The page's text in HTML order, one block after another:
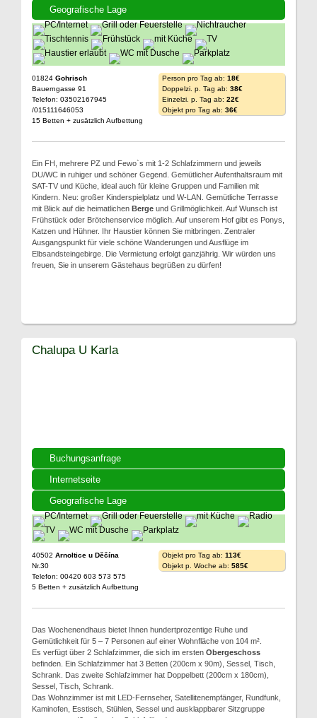
Geografische Lage
01824 Gohrisch
Bauerngasse 91
Telefon: 03502167945
/015111646053
15 Betten + zusätzlich Aufbettung
Person pro Tag ab: 18€
Doppelzi. p. Tag ab: 38€
Einzelzi. p. Tag ab: 22€
Objekt pro Tag ab: 36€
Ein FH, mehrere PZ und Fewo`s mit 1-2 Schlafzimmern und jeweils
DU/WC in ruhiger und schöner Gegend. Gemütlicher Aufenthaltsraum mit
SAT-TV und Küche, ideal auch für kleine Gruppen und Familien mit
Kindern. Neu: großer Kinderspielplatz und W-LAN. Gemütliche Terrasse
mit Blick auf die heimatlichen Berge und Grillmöglichkeit. Auf Wunsch ist
Frühstück oder Brötchenservice möglich. Auf unserem Hof gibt es Ponys,
Katzen und Hühner. Ihr Haustier können Sie mitbringen. Zentraler
Ausgangspunkt für viele schöne Wanderungen und Ausflüge im
Elbsandsteingebirge. Die Vermietung erfolgt ganzjährig. Wir würden uns
freuen, Sie in unserem Gästehaus begrüßen zu dürfen!
Buchungsanfrage
Internetseite
Geografische Lage
Chalupa U Karla
40502 Arnoltice u Děčína
Nr.30
Telefon: 00420 603 573 575
5 Betten + zusätzlich Aufbettung
Objekt pro Tag ab: 113€
Objekt p. Woche ab: 585€
Das Wochenendhaus bietet Ihnen hundertprozentige Ruhe und
Gemütlichkeit für 5 – 7 Personen auf einer Wohnfläche von 104 m².
Es verfügt über 2 Schlafzimmer, die sich im ersten Obergeschoss
befinden. Ein Schlafzimmer hat 3 Betten (200cm x 90m), Sessel, Tisch,
Schrank. Das zweite Schlafzimmer hat Doppelbett (200cm x 180cm),
Sessel, Tisch, Schrank.
Das Wohnzimmer ist mit LED-Fernseher, Satellitenempfänger, Rundfunk,
Kaminofen, Esstisch, Stühlen, Sessel und ausklappbarer Sitzgruppe